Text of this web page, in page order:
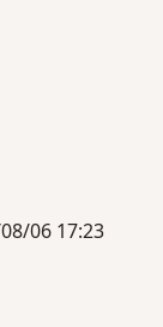
06 17:23